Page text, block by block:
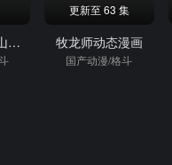
少年师爷之稽山阳明
更新至 63 集
牧龙师动态漫画
国产动漫/格斗